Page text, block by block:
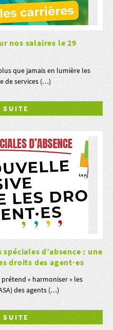
nos salaires le 29
que jamais en lumière les
de services (…)
d’absence : une
droits des agent·es
« harmoniser » les
des agents (…)